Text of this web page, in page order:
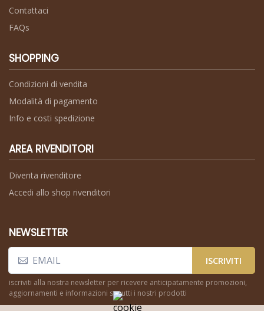
Contattaci
FAQs
SHOPPING
Condizioni di vendita
Modalità di pagamento
Info e costi spedizione
AREA RIVENDITORI
Diventa rivenditore
Accedi allo shop rivenditori
NEWSLETTER
ISCRIVITI
iscriviti alla nostra newsletter per ricevere anticipatamente promozioni,
aggiornamenti e informazioni su tutti i nostri prodotti